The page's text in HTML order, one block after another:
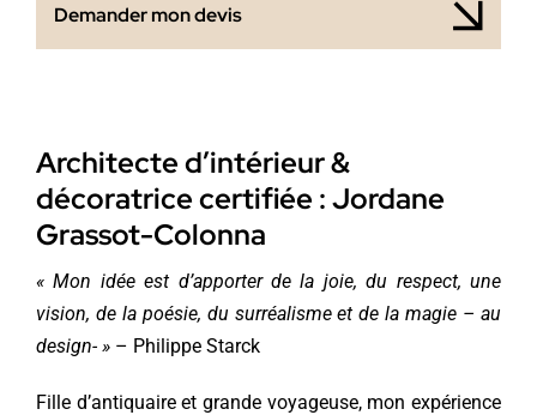
Demander mon devis
Architecte d’intérieur &
décoratrice certifiée : Jordane
Grassot-Colonna
« Mon idée est d’apporter de la joie, du respect, une
vision, de la poésie, du surréalisme et de la magie – au
design- »– Philippe Starck
Fille d’antiquaire et grande voyageuse, mon expérience